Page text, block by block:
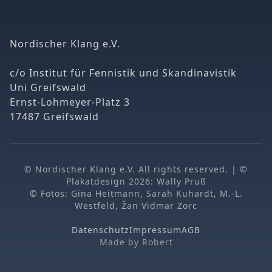
Nordischer Klang e.V.
c/o Institut für Fennistik und Skandinavistik
Uni Greifswald
Ernst-Lohmeyer-Platz 3
17487 Greifswald
© Nordischer Klang e.V. All rights reserved. | ©
Plakatdesign 2026: Wally Pruß
© Fotos: Gina Heitmann, Sarah Kuhardt, M.-L.
Westfeld, Žan Vidmar Zorc
DatenschutzImpressumAGB
Made by Robert